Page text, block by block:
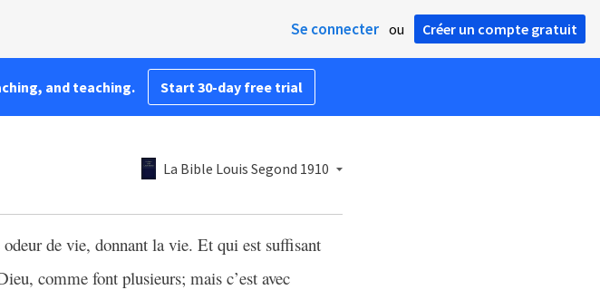
Se connecter ou Créer un compte gratuit
and teaching. Start 30-day free trial
La Bible Louis Segond 1910
de vie, donnant la vie. Et qui est suffisant
comme font plusieurs; mais c’est avec